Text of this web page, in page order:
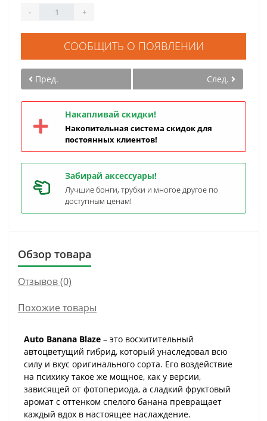
-
+
СООБЩИТЬ О ПОЯВЛЕНИИ
Пред. След.
Накапливай скидки!
Накопительная система скидок для
постоянных клиентов!
Забирай аксессуары!
Лучшие бонги, трубки и многое другое по
доступным ценам!
Обзор товара
Отзывов (0)
Похожие товары
Auto Banana Blaze – это восхитительный
автоцветущий гибрид, который унаследовал всю
силу и вкус оригинального сорта. Его воздействие
на психику такое же мощное, как у версии,
зависящей от фотопериода, а сладкий фруктовый
аромат с оттенком спелого банана превращает
каждый вдох в настоящее наслаждение.